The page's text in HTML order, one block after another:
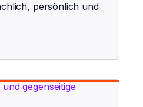
persönlich und